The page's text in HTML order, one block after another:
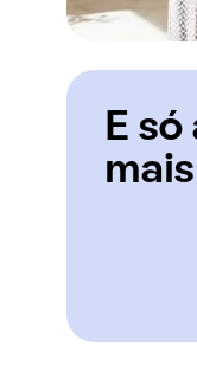
E